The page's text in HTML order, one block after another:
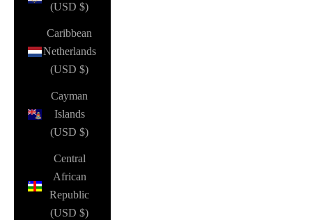
(USD $)
Caribbean
Netherlands
(USD $)
Cayman
Islands
(USD $)
Central
African
Republic
(USD $)